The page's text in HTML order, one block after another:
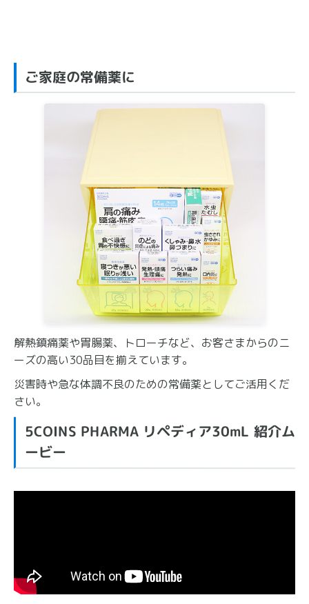
ご家庭の常備薬に
解熱鎮痛薬や胃腸薬、トローチなど、お客さまからのニ
ーズの高い30品目を揃えています。
災害時や急な体調不良のための常備薬としてご活用くだ
さい。
5COINS PHARMA リペディア30mL 紹介ム
ービー